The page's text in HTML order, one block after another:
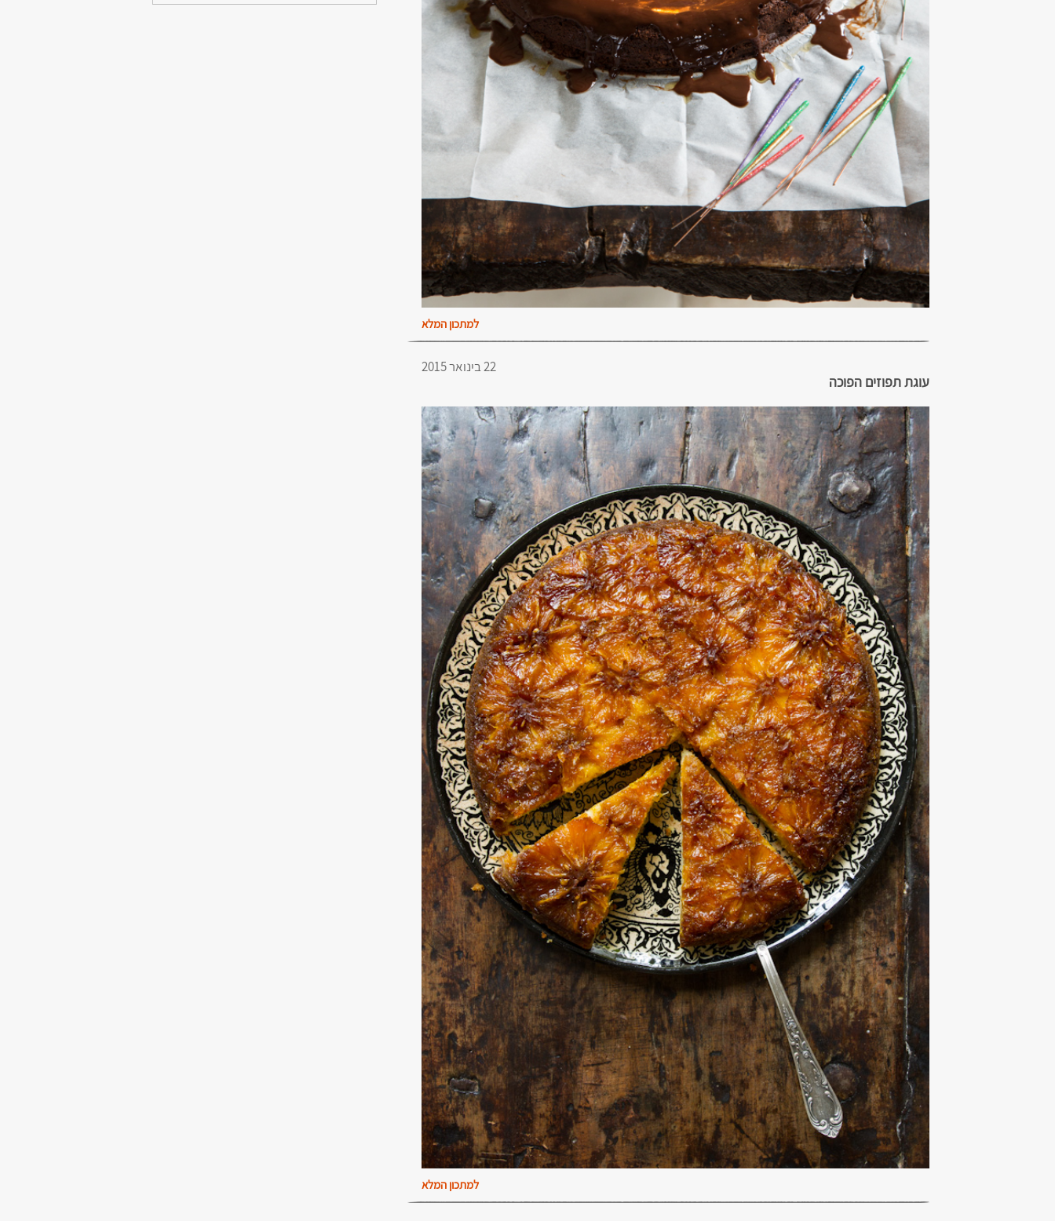
למתכון המלא
22 בינואר 2015
עוגת תפוזים הפוכה
למתכון המלא